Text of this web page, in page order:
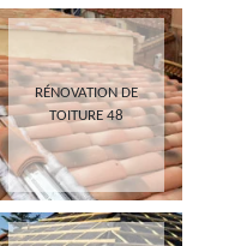
RÉNOVATION DE
TOITURE 48